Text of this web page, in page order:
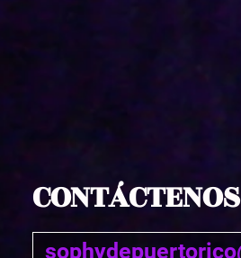
CONTÁCTENOS